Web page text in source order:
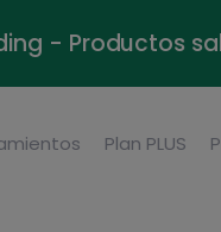
- Productos
Plan PLUS